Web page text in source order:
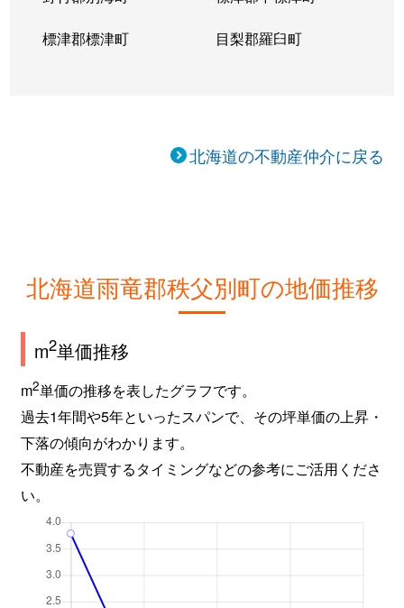
標津郡標津町 目梨郡羅臼町
北海道の不動産仲介に戻る
北海道雨竜郡秩父別町の地価推移
m2単価推移
m2単価の推移を表したグラフです。
過去1年間や5年といったスパンで、その坪単価の上昇・
下落の傾向がわかります。
不動産を売買するタイミングなどの参考にご活用くださ
い。